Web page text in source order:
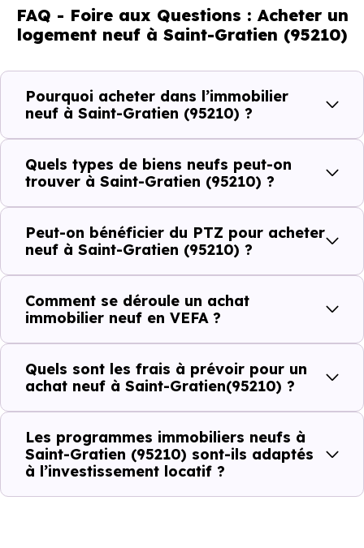
16.8 % de jeunes et 20.72 % d'enfants. Un profil
démographique qui renseigne directement sur la
demande locative locale et les typologies de biens les
plus recherchées.
Côté cadre de vie, Saint-Gratien (95210) dispose de 51
commerces, 57 professions médicales et 17
établissements scolaires. Des équipements du quotidien
qui constituent autant d'arguments concrets pour habiter
ou investir dans la commune.
Combien coûte un logement à Saint-
Gratien (95210) ?
C'est souvent la première question. Voici les repères de
prix à connaître pour un achat immobilier à Saint-Gratien
(95210) :
Prix
minimum
Prix
moyen
maximum
FAQ - Foire aux Questions : Acheter un
logement neuf à Saint-Gratien (95210)
Pourquoi acheter dans l’immobilier
neuf à Saint-Gratien (95210) ?
Quels types de biens neufs peut-on
trouver à Saint-Gratien (95210) ?
Peut-on bénéficier du PTZ pour acheter
neuf à Saint-Gratien (95210) ?
Comment se déroule un achat
immobilier neuf en VEFA ?
Quels sont les frais à prévoir pour un
achat neuf à Saint-Gratien(95210) ?
Les programmes immobiliers neufs à
Saint-Gratien (95210) sont-ils adaptés
à l’investissement locatif ?